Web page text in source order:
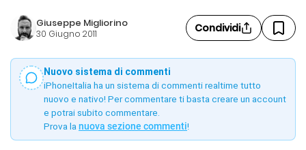
Giuseppe Migliorino
30 Giugno 2011 Condividi
Nuovo sistema di commenti
iPhoneItalia ha un sistema di commenti realtime tutto
nuovo e nativo! Per commentare ti basta creare un account
e potrai subito commentare.
Prova la nuova sezione commenti!